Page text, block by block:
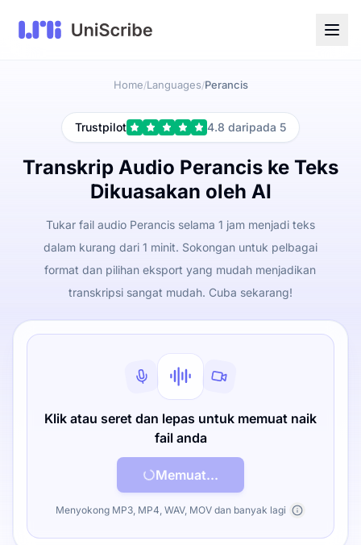
Home/Languages/Perancis
Trustpilot 4.8 daripada 5
Transkrip Audio Perancis ke Teks
Dikuasakan oleh AI
Tukar fail audio Perancis selama 1 jam menjadi teks
dalam kurang dari 1 minit. Sokongan untuk pelbagai
format dan pilihan eksport yang mudah menjadikan
transkripsi sangat mudah. Cuba sekarang!
Klik atau seret dan lepas untuk memuat naik
fail anda
Memuat...
Menyokong MP3, MP4, WAV, MOV dan banyak lagi